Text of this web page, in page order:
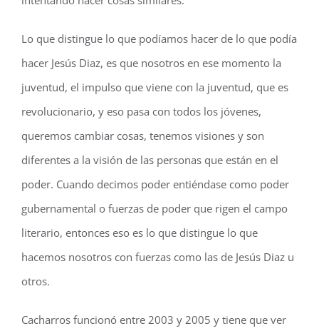
Lo que distingue lo que podíamos hacer de lo que podía
hacer Jesús Diaz, es que nosotros en ese momento la
juventud, el impulso que viene con la juventud, que es
revolucionario, y eso pasa con todos los jóvenes,
queremos cambiar cosas, tenemos visiones y son
diferentes a la visión de las personas que están en el
poder. Cuando decimos poder entiéndase como poder
gubernamental o fuerzas de poder que rigen el campo
literario, entonces eso es lo que distingue lo que
hacemos nosotros con fuerzas como las de Jesús Diaz u
otros.
Cacharros funcionó entre 2003 y 2005 y tiene que ver